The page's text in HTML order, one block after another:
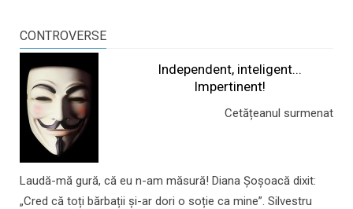
CONTROVERSE
Independent, inteligent...
Impertinent!
Cetățeanul surmenat
Laudă-mă gură, că eu n-am măsură! Diana Șoșoacă dixit:
„Cred că toți bărbații și-ar dori o soție ca mine”. Silvestru